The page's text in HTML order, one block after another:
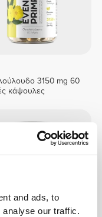
and ads, to
analyse our traffic.
3150 mg 60
κάψουλες